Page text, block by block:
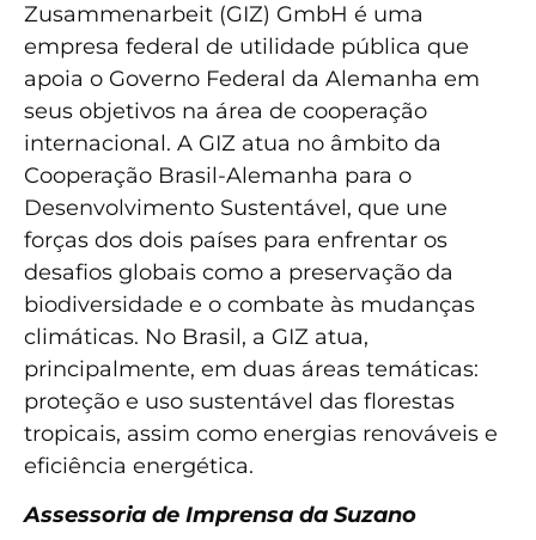
Zusammenarbeit (GIZ) GmbH é uma
empresa federal de utilidade pública que
apoia o Governo Federal da Alemanha em
seus objetivos na área de cooperação
internacional. A GIZ atua no âmbito da
Cooperação Brasil-Alemanha para o
Desenvolvimento Sustentável, que une
forças dos dois países para enfrentar os
desafios globais como a preservação da
biodiversidade e o combate às mudanças
climáticas. No Brasil, a GIZ atua,
principalmente, em duas áreas temáticas:
proteção e uso sustentável das florestas
tropicais, assim como energias renováveis e
eficiência energética.
Assessoria de Imprensa da Suzano